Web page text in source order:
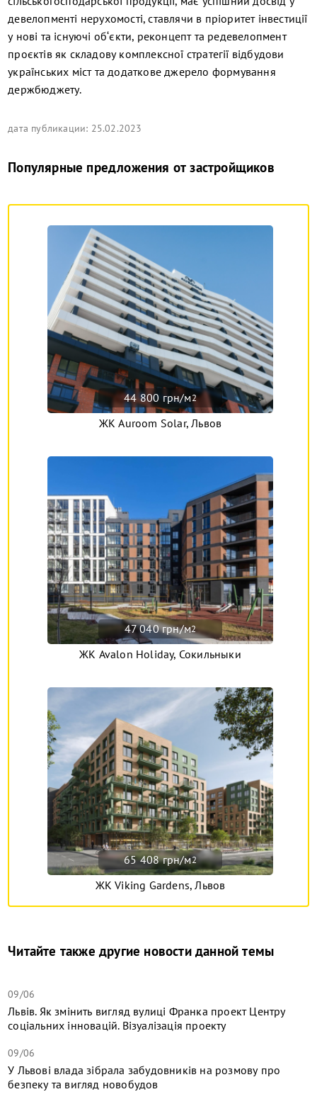
девелопменті нерухомості, ставлячи в пріоритет інвестиції
у нові та існуючі об‘єкти, реконцепт та редевелопмент
проєктів як складову комплексної стратегії відбудови
українських міст та додаткове джерело формування
держбюджету.
дата публикации: 25.02.2023
Популярные предложения от застройщиков
44 800 грн/м2
ЖК Auroom Solar, Львов
47 040 грн/м2
ЖК Avalon Holiday, Сокильныки
65 408 грн/м2
ЖК Viking Gardens, Львов
Читайте также другие новости данной темы
09/06
Львів. Як змінить вигляд вулиці Франка проект Центру
соціальних інновацій. Візуалізація проекту
09/06
У Львові влада зібрала забудовників на розмову про
безпеку та вигляд новобудов